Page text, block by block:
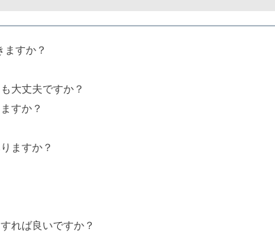
ますか？
大丈夫ですか？
すか？
ますか？
れば良いですか？